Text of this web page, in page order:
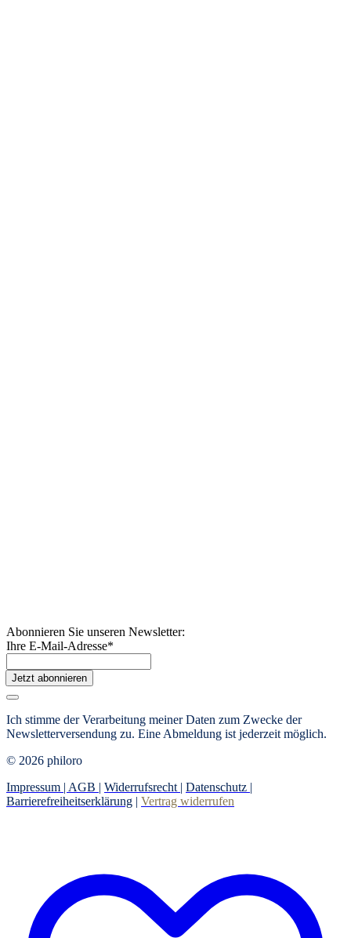
Abonnieren Sie unseren Newsletter:
Ihre E-Mail-Adresse*
Jetzt abonnieren
Ich stimme der Verarbeitung meiner Daten zum Zwecke der
Newsletterversendung zu. Eine Abmeldung ist jederzeit möglich.
© 2026 philoro
Impressum | AGB | Widerrufsrecht | Datenschutz |
Barrierefreiheitserklärung | Vertrag widerrufen